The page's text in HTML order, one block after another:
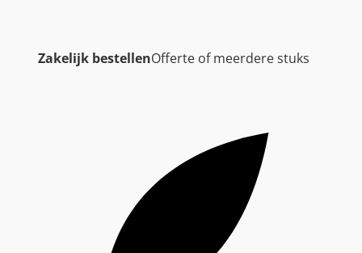
Zakelijk bestellenOfferte of meerdere stuks